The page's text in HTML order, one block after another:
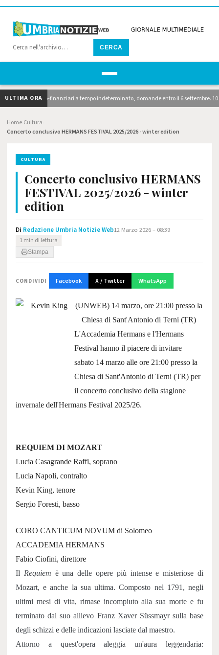
CERCA
ULTIMA ORA
economico-finanziari a tempo indeterminato, domande entro il 6 settembre. 10
Home Cultura
Concerto conclusivo HERMANS FESTIVAL 2025/2026 - winter edition
CULTURA
Concerto conclusivo HERMANS
FESTIVAL 2025/2026 - winter
edition
Di Redazione Umbria Notizie Web12 Marzo 2026 – 08:39
1 min di lettura
Stampa
CONDIVIDI Facebook X / Twitter WhatsApp
(UNWEB) 14 marzo, ore 21:00 presso la
Chiesa di Sant'Antonio di Terni (TR)
L'Accademia Hermans e l'Hermans
Festival hanno il piacere di invitare
sabato 14 marzo alle ore 21:00 presso la
Chiesa di Sant'Antonio di Terni (TR) per
il concerto conclusivo della stagione
invernale dell'Hermans Festival 2025/26.
REQUIEM DI MOZART
Lucia Casagrande Raffi, soprano
Lucia Napoli, contralto
Kevin King, tenore
Sergio Foresti, basso
CORO CANTICUM NOVUM di Solomeo
ACCADEMIA HERMANS
Fabio Ciofini, direttore
Il Requiem è una delle opere più intense e misteriose di
Mozart, e anche la sua ultima. Composto nel 1791, negli
ultimi mesi di vita, rimase incompiuto alla sua morte e fu
terminato dal suo allievo Franz Xaver Süssmayr sulla base
degli schizzi e delle indicazioni lasciate dal maestro.
Attorno a quest'opera aleggia un'aura leggendaria: